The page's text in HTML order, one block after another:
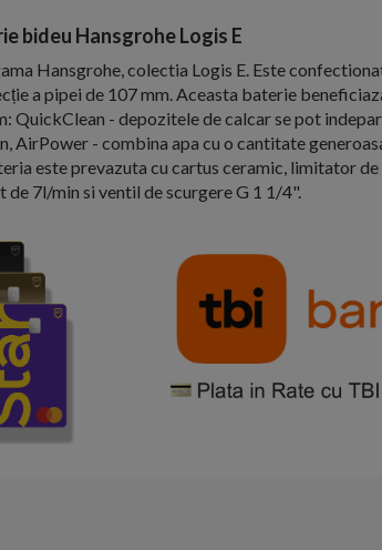
bideu Hansgrohe Logis E
Hansgrohe, colectia Logis E. Este
a pipei de 107 mm. Aceasta baterie
QuickClean - depozitele de calcar se pot
AirPower - combina apa cu o cantitate
este prevazuta cu cartus ceramic, limitator
de 7l/min si ventil de scurgere G 1 1/4".